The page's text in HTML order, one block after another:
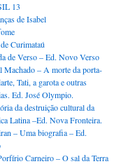
13
de Isabel
Curimataú
de Verso – Ed. Novo Verso
Machado – A morte da porta-
Tati, a garota e outras
Ed. José Olympio.
da destruição cultural da
Latina –Ed. Nova Fronteira.
– Uma biografia – Ed.
Carneiro – O sal da Terra